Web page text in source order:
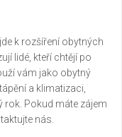
k rozšíření obytných
lidé, kteří chtějí po
vám jako obytný
a klimatizaci,
Pokud máte zájem
nás.